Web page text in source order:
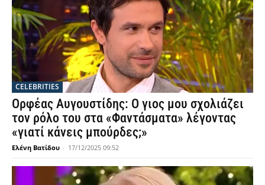
CELEBRITIES
Ορφέας Αυγουστίδης: Ο γιος μου σχολιάζει
τον ρόλο του στα «Φαντάσματα» λέγοντας
«γιατί κάνεις μπούρδες;»
Ελένη Βατίδου - 17/12/2025 09:52